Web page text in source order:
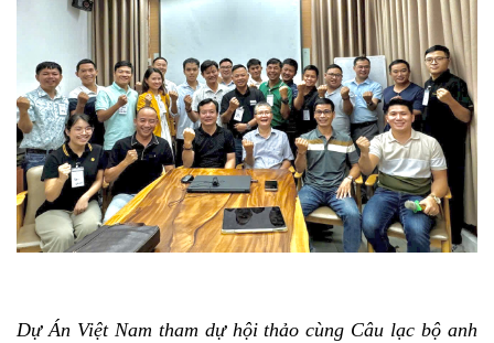
Dự Án Việt Nam tham dự hội thảo cùng Câu lạc bộ anh